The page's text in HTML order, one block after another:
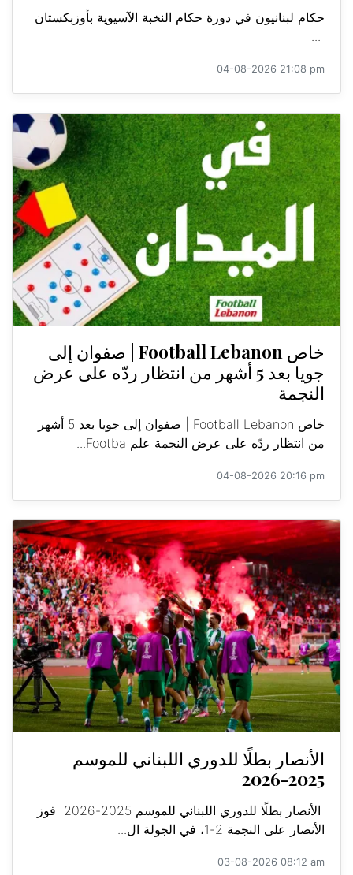
حكام لبنانيون في دورة حكام النخبة الآسيوية بأوزبكستان
...
04-08-2026 21:08 pm
خاص Football Lebanon | صفوان إلى
جويا بعد 5 أشهر من انتظار ردّه على عرض
النجمة
خاص Football Lebanon | صفوان إلى جويا بعد 5 أشهر
من انتظار ردّه على عرض النجمة علم Footba...
04-08-2026 20:16 pm
الأنصار بطلًا للدوري اللبناني للموسم
2025-2026
الأنصار بطلًا للدوري اللبناني للموسم 2025-2026 فوز
الأنصار على النجمة 2-1، في الجولة ال...
03-08-2026 08:12 am